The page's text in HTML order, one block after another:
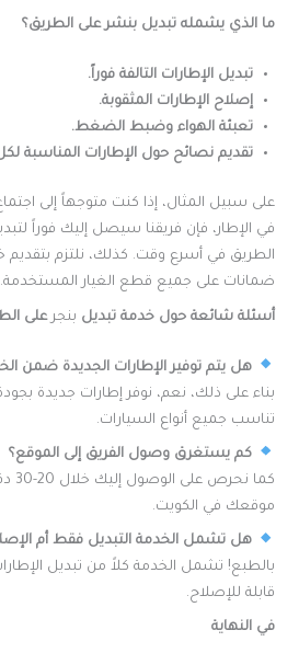
ما الذي يشمله تبديل بنشر على الطريق؟
تبديل الإطارات التالفة فوراً.
إصلاح الإطارات المثقوبة.
تعبئة الهواء وضبط الضغط.
تقديم نصائح حول الإطارات المناسبة
على سبيل المثال، إذا كنت متوجهاً إلى
في الإطار، فإن فريقنا سيصل إليك فوراً
الطريق في أسرع وقت. كذلك، نلتزم بتقديم
ضمانات على جميع قطع الغيار المستخدمة.
أسئلة شائعة حول خدمة تبديل بنجر على
هل يتم توفير الإطارات الجديدة ضمن
بناء على ذلك، نعم، نوفر إطارات جديدة
تناسب جميع أنواع السيارات.
كم يستغرق وصول الفريق إلى الموقع؟
موقعك في الكويت.
هل تشمل الخدمة التبديل فقط أم
بالطبع! تشمل الخدمة كلاً من تبديل
قابلة للإصلاح.
في النهاية